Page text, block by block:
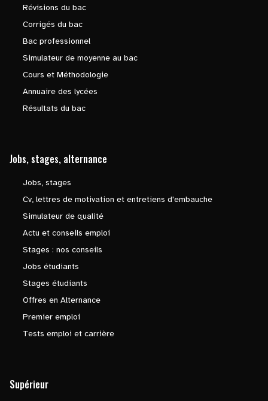
Révisions du bac
Corrigés du bac
Bac professionnel
Simulateur de moyenne au bac
Cours et Méthodologie
Annuaire des lycées
Résultats du bac
Jobs, stages, alternance
Jobs, stages
Cv, lettres de motivation et entretiens d'embauche
Simulateur de qualité
Actu et conseils emploi
Stages : nos conseils
Jobs étudiants
Stages étudiants
Offres en Alternance
Premier emploi
Tests emploi et carrière
Supérieur